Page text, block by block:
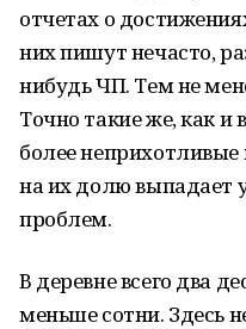
отчетах о
них пишут нечасто,
нибудь ЧП. Тем не
Точно такие же, как и
более
на их долю выпадает
проблем.
В деревне всего два
меньше сотни. Здесь